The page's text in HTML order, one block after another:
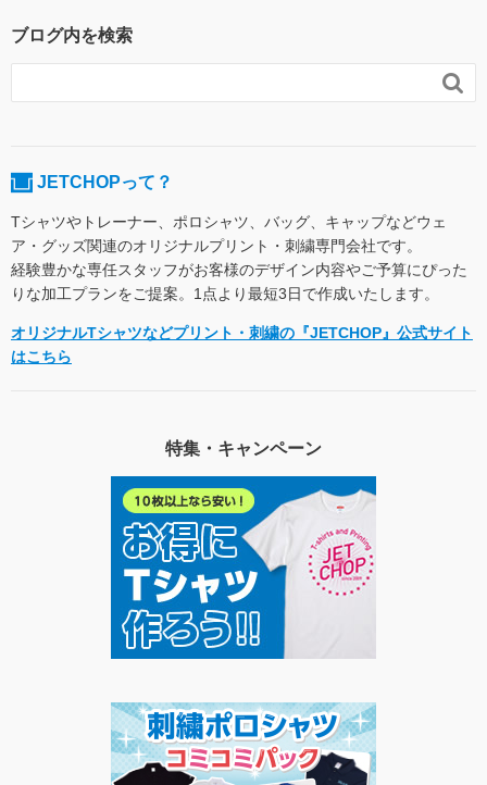
ブログ内を検索

JETCHOPって？
Tシャツやトレーナー、ポロシャツ、バッグ、キャップなどウェ
ア・グッズ関連のオリジナルプリント・刺繍専門会社です。
経験豊かな専任スタッフがお客様のデザイン内容やご予算にぴった
りな加工プランをご提案。1点より最短3日で作成いたします。
オリジナルTシャツなどプリント・刺繍の『JETCHOP』公式サイト
はこちら
特集・キャンペーン